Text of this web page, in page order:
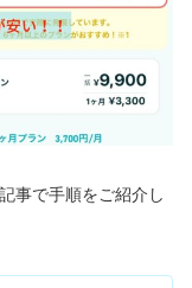
事で手順をご紹介し